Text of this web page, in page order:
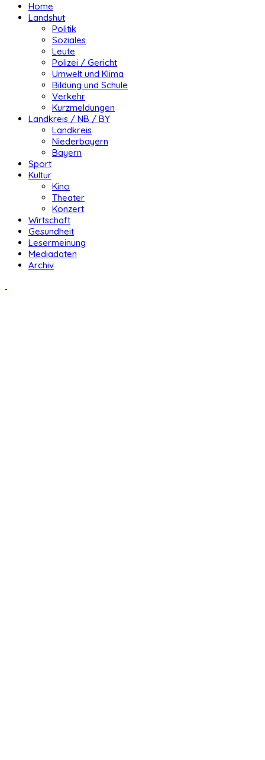
Home
Landshut
Politik
Soziales
Leute
Polizei / Gericht
Umwelt und Klima
Bildung und Schule
Verkehr
Kurzmeldungen
Landkreis / NB / BY
Landkreis
Niederbayern
Bayern
Sport
Kultur
Kino
Theater
Konzert
Wirtschaft
Gesundheit
Lesermeinung
Mediadaten
Archiv